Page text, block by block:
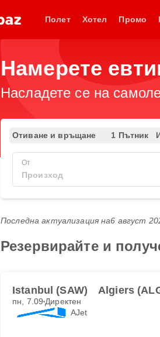
Полет Хотел Промо
Намерете
Насладете се на
Отиване и връщане 1 Пътник
От
Последна актуализация на6 август
Резервирайте и
Istanbul (SAW) Algiers
пн, 7.09 Директен
AJet